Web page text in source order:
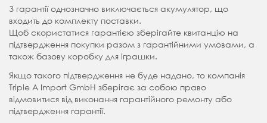
З гарантії однозначно виключається акумулятор, що
входить до комплекту поставки.
Щоб скористатися гарантією зберігайте квитанцію на
підтвердження покупки разом з гарантійними умовами, а
також базову коробку для іграшки.
Якщо такого підтвердження не буде надано, то компанія
Triple A Import GmbH зберігає за собою право
відмовитися від виконання гарантійного ремонту або
підтвердження гарантії.